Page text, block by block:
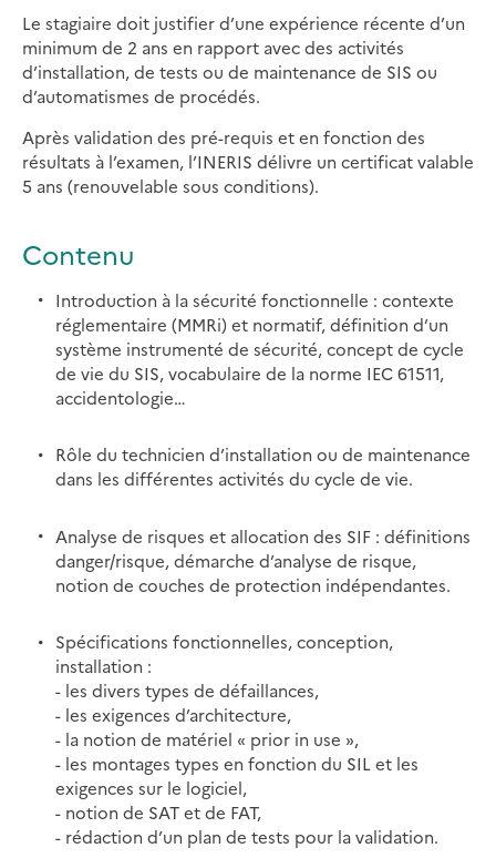
Le stagiaire doit justifier d’une expérience récente d’un
minimum de 2 ans en rapport avec des activités
d’installation, de tests ou de maintenance de SIS ou
d’automatismes de procédés.
Après validation des pré-requis et en fonction des
résultats à l’examen, l’INERIS délivre un certificat valable
5 ans (renouvelable sous conditions).
Contenu
Introduction à la sécurité fonctionnelle : contexte
réglementaire (MMRi) et normatif, définition d’un
système instrumenté de sécurité, concept de cycle
de vie du SIS, vocabulaire de la norme IEC 61511,
accidentologie…
Rôle du technicien d’installation ou de maintenance
dans les différentes activités du cycle de vie.
Analyse de risques et allocation des SIF : définitions
danger/risque, démarche d’analyse de risque,
notion de couches de protection indépendantes.
Spécifications fonctionnelles, conception,
installation :
- les divers types de défaillances,
- les exigences d’architecture,
- la notion de matériel « prior in use »,
- les montages types en fonction du SIL et les
exigences sur le logiciel,
- notion de SAT et de FAT,
- rédaction d’un plan de tests pour la validation.